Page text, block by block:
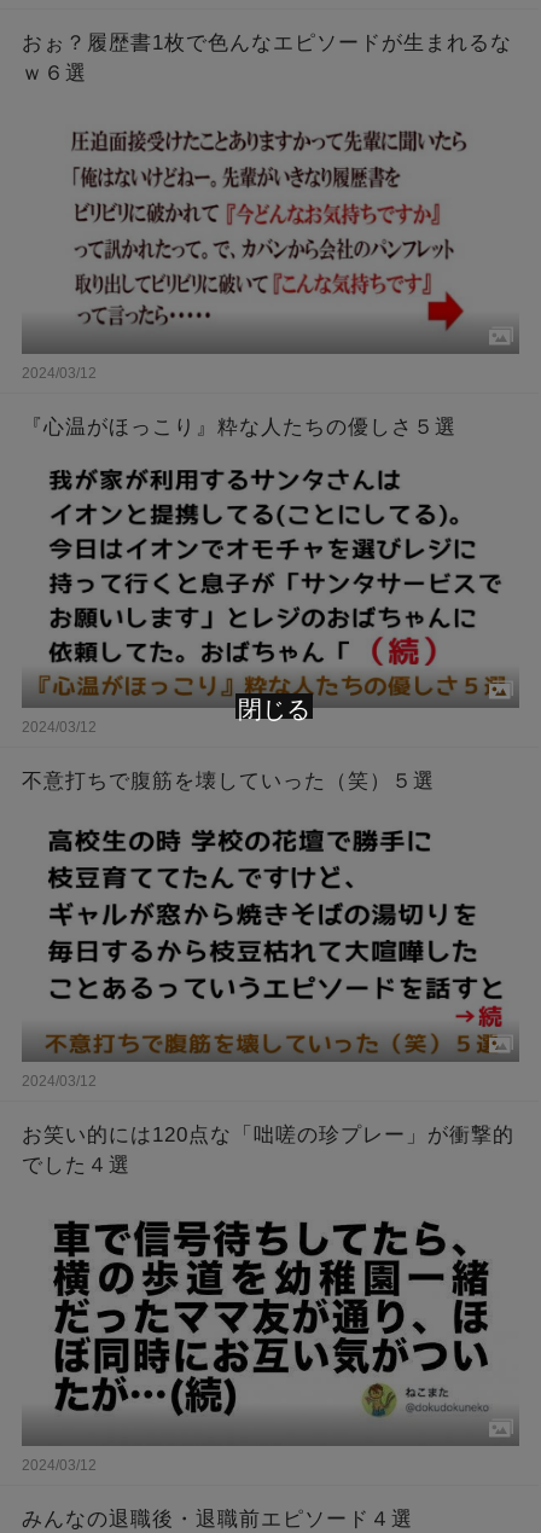
おぉ？履歴書1枚で色んなエピソードが生まれるな
ｗ６選
2024/03/12
『心温がほっこり』粋な人たちの優しさ５選
2024/03/12
不意打ちで腹筋を壊していった（笑）５選
2024/03/12
お笑い的には120点な「咄嗟の珍プレー」が衝撃的
でした４選
2024/03/12
みんなの退職後・退職前エピソード４選
閉じる